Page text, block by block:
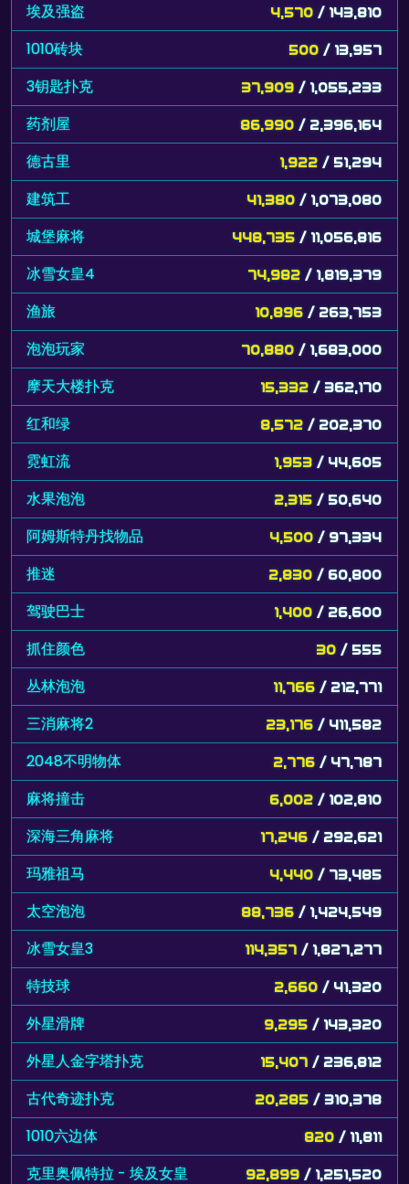
埃及强盗 4,570 / 143,810
1010砖块 500 / 13,957
3钥匙扑克 37,909 / 1,055,233
药剂屋 86,990 / 2,396,164
德古里 1,922 / 51,294
建筑工 41,380 / 1,073,080
城堡麻将 448,735 / 11,056,816
冰雪女皇4 74,982 / 1,819,379
渔旅 10,896 / 263,753
泡泡玩家 70,880 / 1,683,000
摩天大楼扑克 15,332 / 362,170
红和绿 8,572 / 202,370
霓虹流 1,953 / 44,605
水果泡泡 2,315 / 50,640
阿姆斯特丹找物品 4,500 / 97,334
推迷 2,830 / 60,800
驾驶巴士 1,400 / 26,600
抓住颜色 30 / 555
丛林泡泡 11,766 / 212,771
三消麻将2 23,176 / 411,582
2048不明物体 2,776 / 47,787
麻将撞击 6,002 / 102,810
深海三角麻将 17,246 / 292,621
玛雅祖马 4,440 / 73,485
太空泡泡 88,736 / 1,424,549
冰雪女皇3 114,357 / 1,827,277
特技球 2,660 / 41,320
外星滑牌 9,295 / 143,320
外星人金字塔扑克 15,407 / 236,812
古代奇迹扑克 20,285 / 310,378
1010六边体 820 / 11,811
克里奥佩特拉 - 埃及女皇 92,899 / 1,251,520